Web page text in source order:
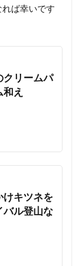
ば幸いです
クリームパ
え
けキツネを
バル登山な